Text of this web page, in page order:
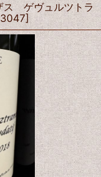
ゲヴュルツトラ
3047]